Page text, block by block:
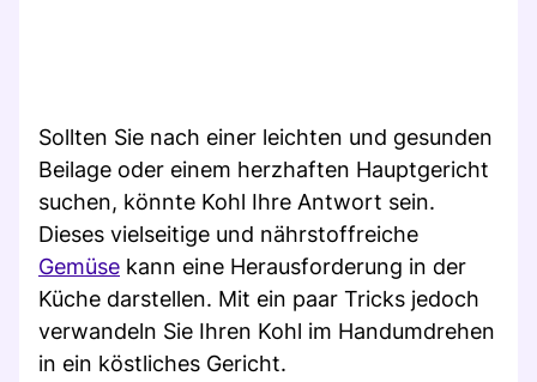
Sollten Sie nach einer leichten und gesunden
Beilage oder einem herzhaften Hauptgericht
suchen, könnte Kohl Ihre Antwort sein.
Dieses vielseitige und nährstoffreiche
Gemüse kann eine Herausforderung in der
Küche darstellen. Mit ein paar Tricks jedoch
verwandeln Sie Ihren Kohl im Handumdrehen
in ein köstliches Gericht.